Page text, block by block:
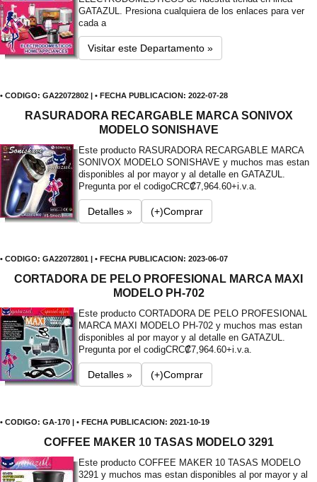
GATAZUL. Presiona cualquiera de los enlaces para ver
cada a
Visitar este Departamento »
• CODIGO: GA22072802 | • FECHA PUBLICACION: 2022-07-28
RASURADORA RECARGABLE MARCA SONIVOX
MODELO SONISHAVE
Este producto RASURADORA RECARGABLE MARCA
SONIVOX MODELO SONISHAVE y muchos mas estan
disponibles al por mayor y al detalle en GATAZUL.
Pregunta por el codigoCRC₡7,964.60+i.v.a.
Detalles » (+)Comprar
• CODIGO: GA22072801 | • FECHA PUBLICACION: 2023-06-07
CORTADORA DE PELO PROFESIONAL MARCA MAXI
MODELO PH-702
Este producto CORTADORA DE PELO PROFESIONAL
MARCA MAXI MODELO PH-702 y muchos mas estan
disponibles al por mayor y al detalle en GATAZUL.
Pregunta por el codigCRC₡7,964.60+i.v.a.
Detalles » (+)Comprar
• CODIGO: GA-170 | • FECHA PUBLICACION: 2021-10-19
COFFEE MAKER 10 TASAS MODELO 3291
Este producto COFFEE MAKER 10 TASAS MODELO
3291 y muchos mas estan disponibles al por mayor y al